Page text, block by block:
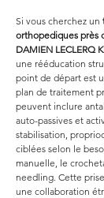
Si vous cherchez un
orthopediques près
DAMIEN LECLERQ
une rééducation
point de départ est
plan de traitement
peuvent inclure
auto-passives et
stabilisation,
ciblées selon le
manuelle, le
needling. Cette
une collaboration